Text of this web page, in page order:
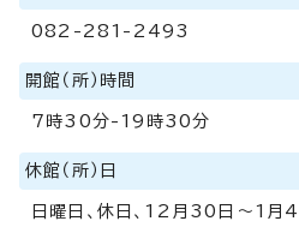
082-281-2493
開館（所）時間
7時30分-19時30分
休館（所）日
日曜日、休日、12月30日～1月4